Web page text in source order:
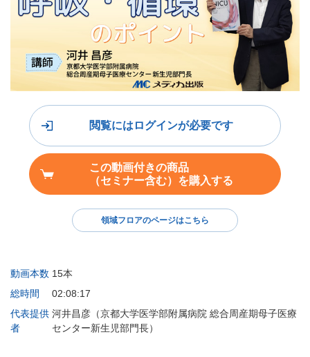
動画本数 15本
総時間
02:08:17
代表提供
者
河井昌彦（京都大学医学部附属病院 総合周産期母子医療
センター新生児部門長）
閲覧にはログインが必要です
この動画付きの商品
（セミナー含む）を購入する
領域フロアのページはこちら